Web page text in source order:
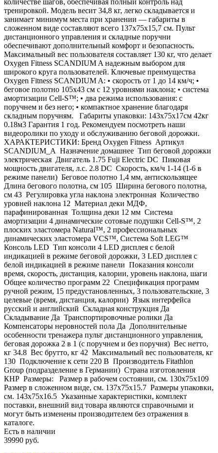
количестве шагов, обеспечивая полный контроль над
тренировкой. Модель весит 34,8 кг, легко складывается и
занимает минимум места при хранении — габариты в
сложенном виде составляют всего 137х75х15,7 см. Пульт
дистанционного управления и складные поручни
обеспечивают дополнительный комфорт и безопасность.
Максимальный вес пользователя составляет 130 кг, что делает
Oxygen Fitness SCANDIUM A надежным выбором для
широкого круга пользователей. Ключевые преимущества
Oxygen Fitness SCANDIUM A: • скорость от 1 до 14 км/ч; •
беговое полотно 105х43 см с 12 уровнями наклона; • система
амортизации Cell-S™; • два режима использования: с
поручнем и без него; • компактное хранение благодаря
складным поручням. Габариты упаковки: 143х75х17см 42кг
0.18м3 Гарантия 1 год. Рекомендуем посмотреть наши
видеоролики по уходу и обслуживанию беговой дорожки.
ХАРАКТЕРИСТИКИ: Бренд Oxygen Fitness Артикул
SCANDIUM_A Назначение домашнее Тип беговой дорожки
электрическая Двигатель 1.75 Fuji Electric DC Пиковая
мощность двигателя, л.с. 2.8 DC Скорость, км/ч 1-14 (1-6 в
режиме панели) Беговое полотно 1,4 мм, антискользящее
Длина бегового полотна, см 105 Ширина бегового полотна,
см 43 Регулировка угла наклона электронная Количество
уровней наклона 12 Материал деки МДФ,
парафинированная Толщина деки 12 мм Система
амортизации 4 динамические сотовые подушки Cell-S™, 2
плоских эластомера Natural™, 2 профессиональных
динамических эластомера VCS™, Система Soft LEG™
Консоль LED Тип консоли 4 LED дисплея с белой
индикацией в режиме беговой дорожки, 3 LED дисплея с
белой индикацией в режиме панели Показания консоли
время, скорость, дистанция, калории, уровень наклона, шаги
Общее количество программ 22 Спецификация программ
ручной режим, 15 предустановленных, 3 пользовательские, 3
целевые (время, дистанция, калории) Язык интерфейса
русский и английский Складная конструкция Да
Складывание Да Транспортировочные ролики Да
Компенсаторы неровностей пола Да Дополнительные
особенности тренажера пульт дистанционного управления,
беговая дорожка 2 в 1 (с поручнем и без поручня) Вес нетто,
кг 34.8 Вес брутто, кг 42 Максимальный вес пользователя, кг
130 Подключение к сети 220 В Производитель Fitathlon
Group (подразделение в Германии) Страна изготовления
КНР Размеры: Размер в рабочем состоянии, см. 130х75x109
Размер в сложенном виде, см. 137х75x15.7 Размеры упаковки,
см. 143х75x16.5 Указанные характеристики, комплект
поставки, внешний вид товара являются справочными и
могут быть изменены производителем без отражения в
каталоге.
Есть в наличии
39990 руб.